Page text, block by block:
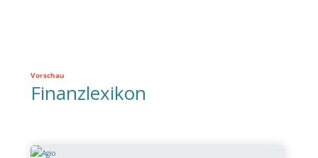
Vorschau
Finanzlexikon